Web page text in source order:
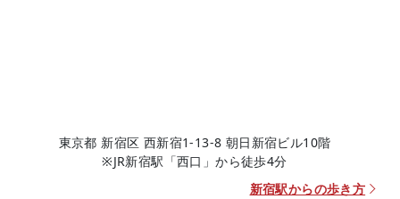
東京都 新宿区 西新宿1-13-8 朝日新宿ビル10階
※JR新宿駅「西口」から徒歩4分
新宿駅からの歩き方